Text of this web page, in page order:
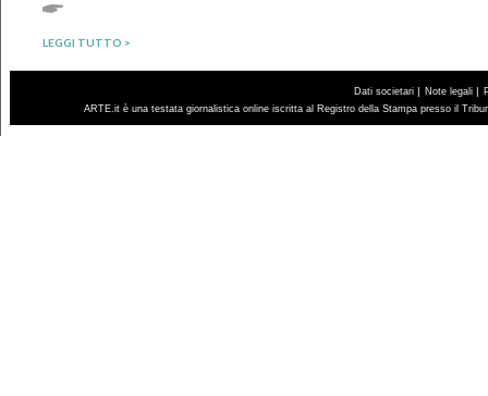
LEGGI TUTTO >
Dati societari | Note legali |
ARTE.it è una testata giornalistica online iscritta al Registro della Stampa presso il